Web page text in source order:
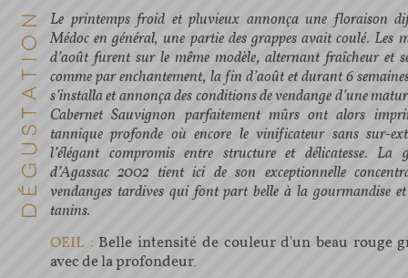
Le printemps froid et pluvieux annonça une floraison
Médoc en général, une partie des grappes avait coulé. Les
d’août furent sur le même modèle, alternant fraîcheur et
comme par enchantement, la fin d’août et durant 6
s’installa et annonça des conditions de vendange d’une
Cabernet Sauvignon parfaitement mûrs ont alors
tannique profonde où encore le vinificateur sans sur-
l’élégant compromis entre structure et délicatesse. La
d’Agassac 2002 tient ici de son exceptionnelle
vendanges tardives qui font part belle à la gourmandise
tanins.
OEIL : Belle intensité de couleur d'un beau rouge
avec de la profondeur.